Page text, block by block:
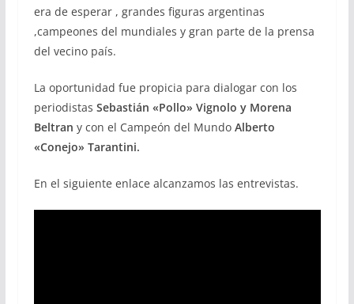
era de esperar , grandes figuras argentinas
,campeones del mundiales y gran parte de la prensa
del vecino país.
La oportunidad fue propicia para dialogar con los
periodistas Sebastián «Pollo» Vignolo y Morena
Beltran y con el Campeón del Mundo Alberto
«Conejo» Tarantini.
En el siguiente enlace alcanzamos las entrevistas.